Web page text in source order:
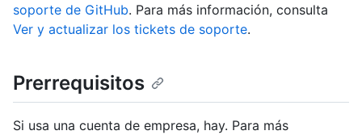
soporte de GitHub. Para más información, consulta
Ver y actualizar los tickets de soporte.
Prerrequisitos
Si usa una cuenta de empresa, hay. Para más